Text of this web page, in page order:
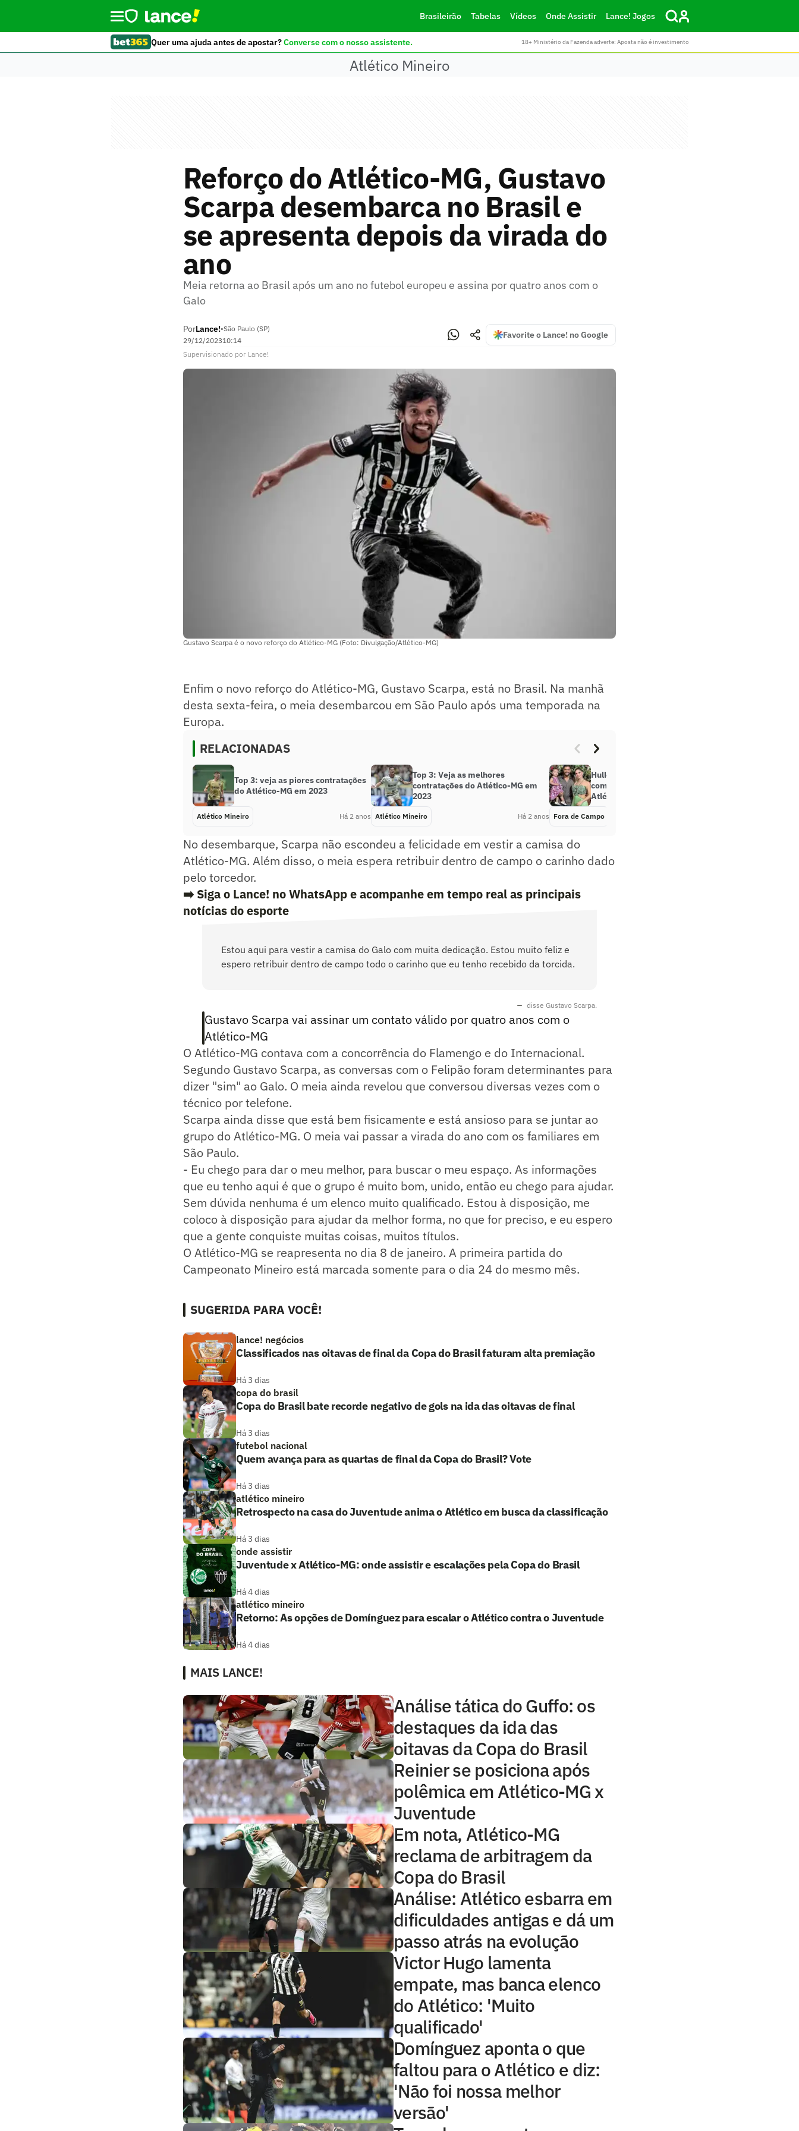
Brasileirão Tabelas Vídeos Onde Assistir Lance! Jogos
Quer uma ajuda antes de apostar?Converse com o nosso assistente. 18+ Ministério da Fazenda adverte: Aposta não é investimento
Atlético Mineiro
Reforço do Atlético-MG, Gustavo
Scarpa desembarca no Brasil e
se apresenta depois da virada do
ano
Meia retorna ao Brasil após um ano no futebol europeu e assina por quatro anos com o
Galo
PorLance!•São Paulo (SP)
29/12/202310:14
Favorite o Lance! no Google
Supervisionado por Lance!
Gustavo Scarpa é o novo reforço do Atlético-MG (Foto: Divulgação/Atlético-MG)
Enfim o novo reforço do Atlético-MG, Gustavo Scarpa, está no Brasil. Na manhã
desta sexta-feira, o meia desembarcou em São Paulo após uma temporada na
Europa.
RELACIONADAS
Top 3: veja as piores contratações
do Atlético-MG em 2023
Atlético Mineiro Há 2 anos
Top 3: Veja as melhores
contratações do Atlético-MG em
2023
Atlético Mineiro Há 2 anos
Hulk, Paulinho, Everson… Veja
como foi o natal dos jogadores do
Atlético-MG
Fora de Campo
No desembarque, Scarpa não escondeu a felicidade em vestir a camisa do
Atlético-MG. Além disso, o meia espera retribuir dentro de campo o carinho dado
pelo torcedor.
➡️ Siga o Lance! no WhatsApp e acompanhe em tempo real as principais
notícias do esporte
Estou aqui para vestir a camisa do Galo com muita dedicação. Estou muito feliz e
espero retribuir dentro de campo todo o carinho que eu tenho recebido da torcida.
disse Gustavo Scarpa.
Gustavo Scarpa vai assinar um contato válido por quatro anos com o
Atlético-MG
O Atlético-MG contava com a concorrência do Flamengo e do Internacional.
Segundo Gustavo Scarpa, as conversas com o Felipão foram determinantes para
dizer "sim" ao Galo. O meia ainda revelou que conversou diversas vezes com o
técnico por telefone.
Scarpa ainda disse que está bem fisicamente e está ansioso para se juntar ao
grupo do Atlético-MG. O meia vai passar a virada do ano com os familiares em
São Paulo.
- Eu chego para dar o meu melhor, para buscar o meu espaço. As informações
que eu tenho aqui é que o grupo é muito bom, unido, então eu chego para ajudar.
Sem dúvida nenhuma é um elenco muito qualificado. Estou à disposição, me
coloco à disposição para ajudar da melhor forma, no que for preciso, e eu espero
que a gente conquiste muitas coisas, muitos títulos.
O Atlético-MG se reapresenta no dia 8 de janeiro. A primeira partida do
Campeonato Mineiro está marcada somente para o dia 24 do mesmo mês.
SUGERIDA PARA VOCÊ!
lance! negócios
Classificados nas oitavas de final da Copa do Brasil faturam alta premiação
Há 3 dias
copa do brasil
Copa do Brasil bate recorde negativo de gols na ida das oitavas de final
Há 3 dias
futebol nacional
Quem avança para as quartas de final da Copa do Brasil? Vote
Há 3 dias
atlético mineiro
Retrospecto na casa do Juventude anima o Atlético em busca da classificação
Há 3 dias
onde assistir
Juventude x Atlético-MG: onde assistir e escalações pela Copa do Brasil
Há 4 dias
atlético mineiro
Retorno: As opções de Domínguez para escalar o Atlético contra o Juventude
Há 4 dias
MAIS LANCE!
Análise tática do Guffo: os
destaques da ida das
oitavas da Copa do Brasil
Reinier se posiciona após
polêmica em Atlético-MG x
Juventude
Em nota, Atlético-MG
reclama de arbitragem da
Copa do Brasil
Análise: Atlético esbarra em
dificuldades antigas e dá um
passo atrás na evolução
Victor Hugo lamenta
empate, mas banca elenco
do Atlético: 'Muito
qualificado'
Domínguez aponta o que
faltou para o Atlético e diz:
'Não foi nossa melhor
versão'